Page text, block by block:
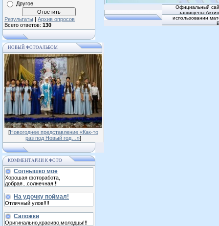
Другое
Результаты | Архив опросов
Всего ответов: 130
НОВЫЙ ФОТОАЛЬБОМ
[Новогоднее представление «Как-то
раз под Новый год…»]
КОММЕНТАРИИ К ФОТО
Солнышко моё
Хорошая фоторабота,
добрая...солнечная!!!
На удочку поймал!
Отличный улов!!!!
Сапожки
Оригинально,красиво,молодцы!!!
Официальный
использовании